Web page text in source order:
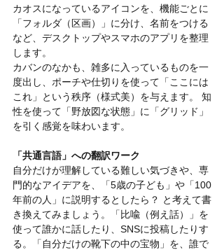
カオスになっているアイコンを、機能ごとに
「フォルダ（区画）」に分け、名前をつける
など、デスクトップやスマホのアプリを整理
します。
カバンのなかも、雑多に入っているものを一
度出し、ポーチや仕切りを使って「ここには
これ」という秩序（様式美）を与えます。 知
性を使って「野放図な状態」に「グリッド」
を引く感覚を味わいます。
「共通言語」への翻訳ワーク
自分だけが理解している難しい気づきや、専
門的なアイデアを、「5歳の子ども」や「100
年前の人」に説明するとしたら？ と考えて書
き換えてみましょう。「比喩（例え話）」を
使って誰かに話したり、SNSに投稿したりす
る。「自分だけの靴下の中の宝物」を、誰で